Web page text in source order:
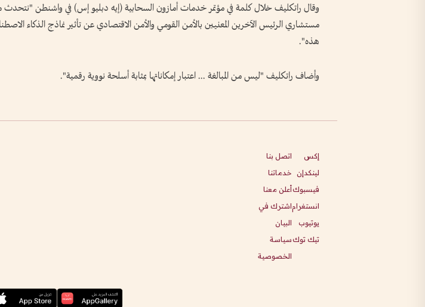
وقال راتكليف خلال كلمة في مؤتمر خدمات أمازون السحابية (إيه دبليو إس) في واشنطن
مستشاري الرئيس الآخرين المعنيين بالأمن القومي والأمن الاقتصادي عن تأثير نماذج الذكاء
هذه".
وأضاف راتكليف "ليس من المبالغة ... اعتبار إمكاناتها بمثابة أسلحة نووية رقمية".
إكس
لينكدإن
فيسبوك
انستغرام
يوتيوب
تيك توك
اتصل بنا
خدماتنا
أعلن معنا
اشترك في
البيان
سياسة
الخصوصية